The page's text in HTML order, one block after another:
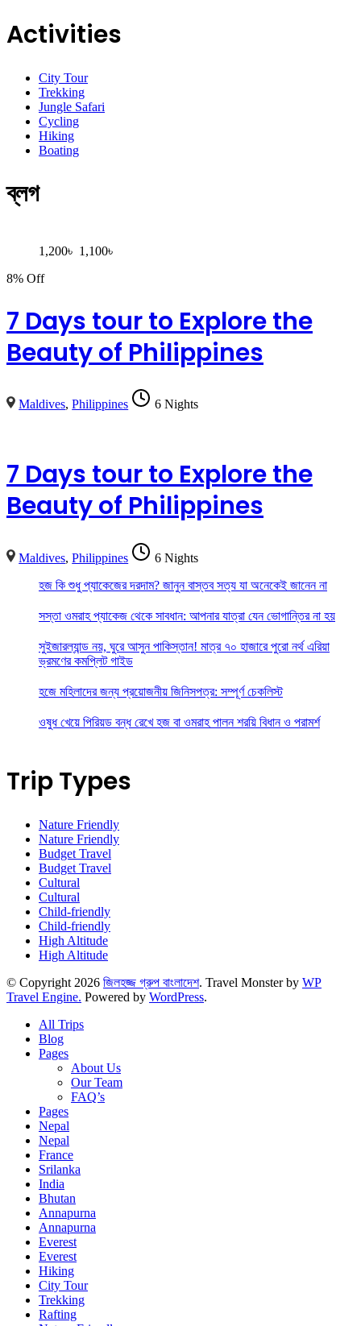
Activities
City Tour
Trekking
Jungle Safari
Cycling
Hiking
Boating
ব্লগ
1,200৳ 1,100৳
8% Off
7 Days tour to Explore the
Beauty of Philippines
Maldives,Philippines 6 Nights
7 Days tour to Explore the
Beauty of Philippines
Maldives,Philippines
6 Nights
হজ কি শুধু প্যাকেজের দরদাম? জানুন বাস্তব সত্য যা অনেকেই জানেন না
সস্তা ওমরাহ প্যাকেজ থেকে সাবধান: আপনার যাত্রা যেন ভোগান্তির না হয়
সুইজারল্যান্ড নয়, ঘুরে আসুন পাকিস্তান! মাত্র ৭০ হাজারে পুরো নর্থ এরিয়া
ভ্রমণের কমপ্লিট গাইড
হজে মহিলাদের জন্য প্রয়োজনীয় জিনিসপত্র: সম্পূর্ণ চেকলিস্ট
ওষুধ খেয়ে পিরিয়ড বন্ধ রেখে হজ বা ওমরাহ পালন শরয়ি বিধান ও পরামর্শ
Trip Types
Nature Friendly
Nature Friendly
Budget Travel
Budget Travel
Cultural
Cultural
Child-friendly
Child-friendly
High Altitude
High Altitude
© Copyright 2026 জিলহজ্জ গ্রুপ বাংলাদেশ. Travel Monster by WP
Travel Engine. Powered by WordPress.
All Trips
Blog
Pages
About Us
Our Team
FAQ’s
Pages
Nepal
Nepal
France
Srilanka
India
Bhutan
Annapurna
Annapurna
Everest
Everest
Hiking
City Tour
Trekking
Rafting